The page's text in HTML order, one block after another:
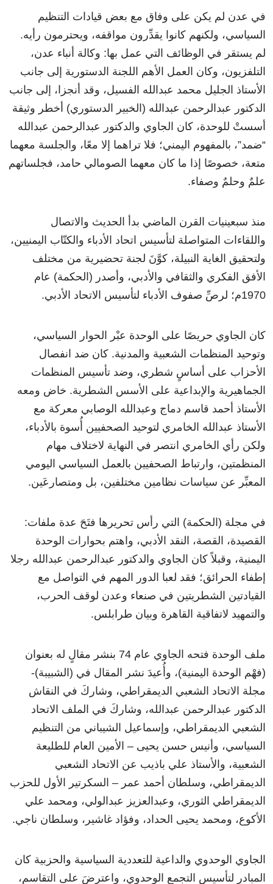
في عدن لم يكن على وفاق مع بعض قيادات التنظيم
السياسي، ولكنهم كانوا يقدِّرون مواقفه، ويحترمون رأيه.
لم يستقر في الوظائف التي عمل بها: وكالة أنباء عدن،
التلفزيون، وكان العمل الأهم اللجنة الدستورية إلى جانب
الأستاذ الجليل محمد عبدالله الفسيل، وقد أنجزا، إلى جانب
الدكتور عبدالرحمن عبدالله (الخبير الدستوري) أخطر وثيقة
أسستْ للوحدة، كان الجاوي والدكتور عبدالرحمن عبدالله
“ضمد”، بالمفهوم اليمني؛ فلا تراهما إلا معًا، والجلسة معهما
متعة، خصوصًا إذا ما كان معهما الصومالي حامد، فجلساتهم
علمٌ وحلمٌ وصفاء.
منذ سبعينيات القرن الماضي بدأ الحديث والاتصال
واللقاءات المتواصلة لتأسيس اتحاد الأدباء والكتّاب اليمنيين،
ولتحقيق الغاية النبيلة، كوَّنَ لجنة تحضيرية من مختلف
الأفق الفكري والثقافي والأدبي، وأصدر (الحكمة) عام
1970م؛ لرصِّ صفوف الأدباء لتأسيس الاتحاد الأدبي.
كان الجاوي حريصًا على الوحدة عبْر الحوار السياسي،
وتوحيد المنظمات الشعبية والمدنية. كان ضد انفصال
الأحزاب على أساسٍ شطري، وضد تأسيس المنظمات
الجماهيرية والإبداعية على الأسس الشطرية. خاض ومعه
الأستاذ أحمد قاسم دماج وعبدالله الوصابي معركة مع
الأستاذ عبدالله الخامري لتوحيد الصحفيين أُسوة بالأدباء،
ولكن رأي الخامري انتصر في النهاية لاختلاف مهام
المنظمتين، وارتباط الصحفيين بالعمل السياسي اليومي
المعبِّر عن سياسات نظامين مختلفين، بل ومتصارعَين.
في مجلة (الحكمة) التي رأس تحريرها فتَحَ عدة ملفات:
القصيدة، القصة، النقد الأدبي، واهتم بحوارات الوحدة
اليمنية، وقبلاً كان الجاوي والدكتور عبدالرحمن عبدالله رجلا
إطفاء الحرائق؛ فقد لعبا الدور المهم في التواصل مع
القيادتين الشطريتين في صنعاء وعدن لوقف الحرب،
والتمهيد لاتفاقية القاهرة وبيان طرابلس.
ملف الوحدة فتحه الجاوي عام 74 بنشر مقالٍ له بعنوان
(فهْم الوحدة اليمنية)، وأُعيدَ نشر المقال في (الشبيبة)-
مجلة الاتحاد الشعبي الديمقراطي، وشاركَ في النقاش
الدكتور عبدالرحمن عبدالله، وشاركَ في الملف الاتحاد
الشعبي الديمقراطي، وإسماعيل الشيباني من التنظيم
السياسي، وأنيس حسن يحيى – الأمين العام للطليعة
الشعبية، والأستاذ علي باذيب عن الاتحاد الشعبي
الديمقراطي، وسلطان أحمد عمر – السكرتير الأول للحزب
الديمقراطي الثوري، وعبدالعزيز عبدالولي، ومحمد علي
الأكوع، ومحمد يحيى الحداد، وفؤاد غاشير، وسلطان ناجي.
الجاوي الوحدوي والداعية للتعددية السياسية والحزبية كان
المبادر لتأسيس التجمع الوحدوي، واعترضَ على التقاسم،